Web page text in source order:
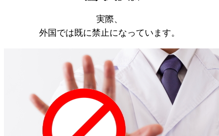
実際、
外国では既に禁止になっています。